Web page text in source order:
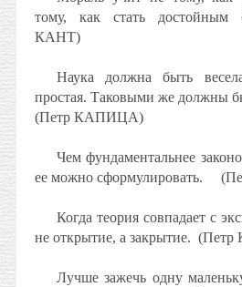
тому, как стать достойным
КАНТ)
Наука должна быть
простая. Таковыми же должны
(Петр КАПИЦА)
Чем фундаментальнее
ее можно сформулировать.
Когда теория совпадает с
не открытие, а закрытие.
Лучше зажечь одну